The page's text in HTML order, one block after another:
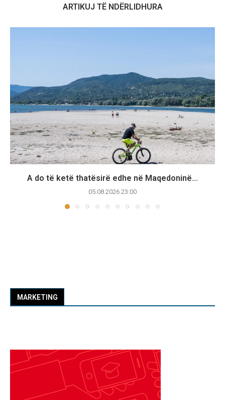
ARTIKUJ TË NDËRLIDHURA
A do të ketë thatësirë edhe në Maqedoninë...
05.08.2026 23:00
MARKETING